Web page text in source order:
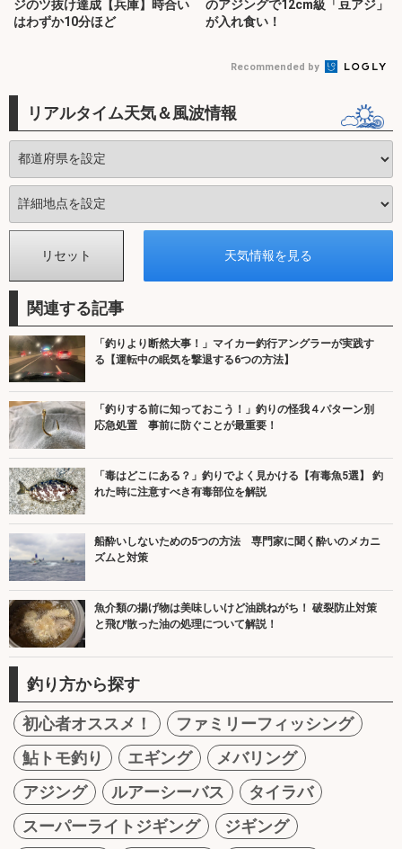
ジのツ抜け達成【兵庫】時合い
はわずか10分ほど
のアジングで12cm級「豆アジ」
が入れ食い！
Recommended by
リアルタイム天気＆風波情報
関連する記事
「釣りより断然大事！」マイカー釣行アングラーが実践す
る【運転中の眠気を撃退する6つの方法】
「釣りする前に知っておこう！」釣りの怪我４パターン別
応急処置 事前に防ぐことが最重要！
「毒はどこにある？」釣りでよく見かける【有毒魚5選】 釣
れた時に注意すべき有毒部位を解説
船酔いしないための5つの方法 専門家に聞く酔いのメカニ
ズムと対策
魚介類の揚げ物は美味しいけど油跳ねがち！ 破裂防止対策
と飛び散った油の処理について解説！
釣り方から探す
初心者オススメ！
ファミリーフィッシング
鮎トモ釣り
エギング
メバリング
アジング
ルアーシーバス
タイラバ
スーパーライトジギング
ジギング